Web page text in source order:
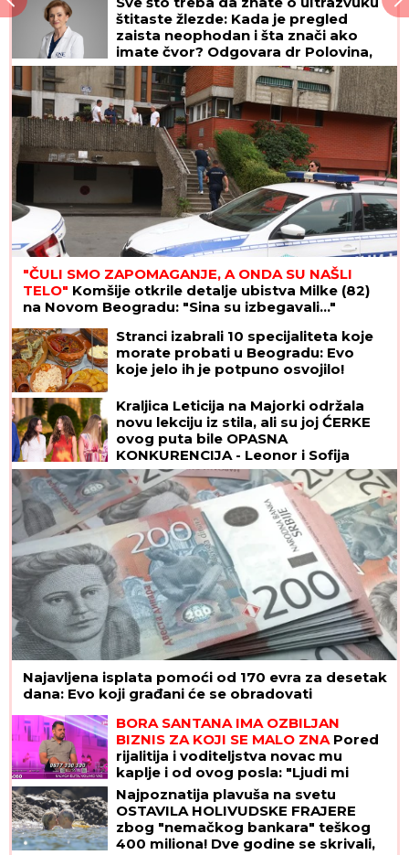
CECU NIKO NIJE PREPOZNAO NA AERODROMU
Leti iz Malage za Beograd: Kačket na glavi, atlet
majica i naočare (FOTO)
Bez milosti: Cicipas još jednom
opasno udario na oca
INSPEKCIJA UPALA NA IMANJE
Zatvorili mu objekat nakon što je
pokrenuo biznis, hitno se oglasio:
"Imamo zabranu"
Ni Bešiktaš, ni Real, a ni Barselona: Pojavio se
neočekivani favorit za potpis Vlahovića
Šok u Dunavu! Pronađene kosti
vojnika nacističke Nemačke i njihov
motor! (FOTO)
Sve što treba da znate o ultrazvuku
zaista neophodan i šta znači ako
imate čvor? Odgovara dr Polovina,
radiolog ordinacije "One Medical"